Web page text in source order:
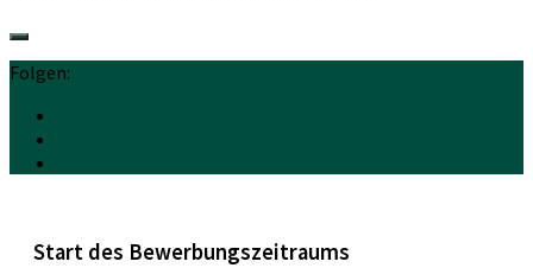
Folgen:
Start des Bewerbungszeitraums